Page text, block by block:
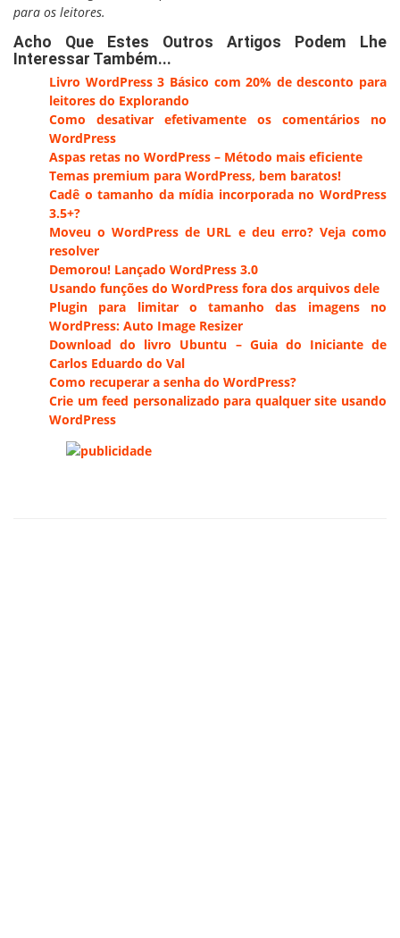
para os leitores.
Acho Que Estes Outros Artigos Podem Lhe
Interessar Também...
Livro WordPress 3 Básico com 20% de desconto para
leitores do Explorando
Como desativar efetivamente os comentários no
WordPress
Aspas retas no WordPress – Método mais eficiente
Temas premium para WordPress, bem baratos!
Cadê o tamanho da mídia incorporada no WordPress
3.5+?
Moveu o WordPress de URL e deu erro? Veja como
resolver
Demorou! Lançado WordPress 3.0
Usando funções do WordPress fora dos arquivos dele
Plugin para limitar o tamanho das imagens no
WordPress: Auto Image Resizer
Download do livro Ubuntu – Guia do Iniciante de
Carlos Eduardo do Val
Como recuperar a senha do WordPress?
Crie um feed personalizado para qualquer site usando
WordPress